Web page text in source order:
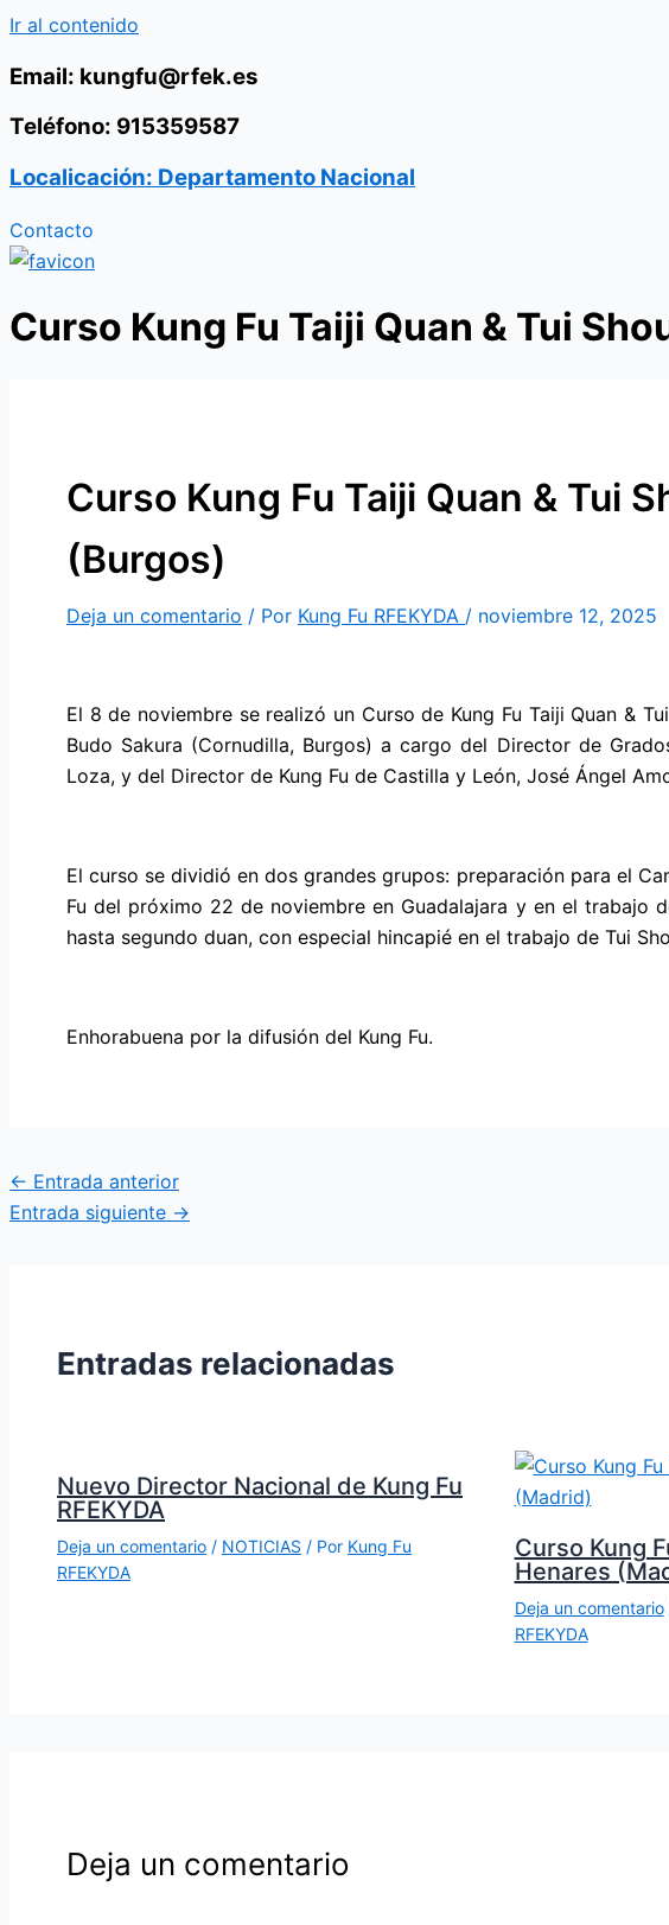
Ir al contenido
Email: kungfu@rfek.es
Teléfono: 915359587
Localicación: Departamento Nacional
Contacto
Curso Kung Fu Taiji Quan & Tui
Curso Kung Fu Taiji Quan & Tui
(Burgos)
Deja un comentario / Por Kung Fu RFEKYDA / noviembre 12, 2025
El 8 de noviembre se realizó un Curso de Kung Fu Taiji Quan &
Budo Sakura (Cornudilla, Burgos) a cargo del Director de
Loza, y del Director de Kung Fu de Castilla y León, José Ángel
El curso se dividió en dos grandes grupos: preparación para el
Fu del próximo 22 de noviembre en Guadalajara y en el trabajo
hasta segundo duan, con especial hincapié en el trabajo de Tui
Enhorabuena por la difusión del Kung Fu.
← Entrada anterior
Entrada siguiente →
Entradas relacionadas
Nuevo Director Nacional de Kung Fu
RFEKYDA
Deja un comentario / NOTICIAS / Por Kung Fu
RFEKYDA
Curso Kung
Henares
Deja un comentario
RFEKYDA
Deja un comentario